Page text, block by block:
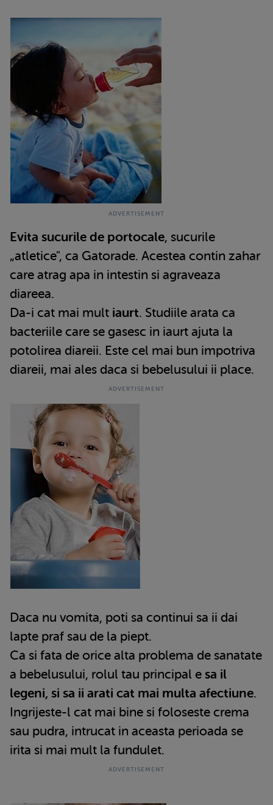
Evita sucurile de portocale, sucurile
„atletice", ca Gatorade. Acestea contin zahar
care atrag apa in intestin si agraveaza
diareea.
Da-i cat mai mult iaurt. Studiile arata ca
bacteriile care se gasesc in iaurt ajuta la
potolirea diareii. Este cel mai bun impotriva
diareii, mai ales daca si bebelusului ii place.
Daca nu vomita, poti sa continui sa ii dai
lapte praf sau de la piept.
Ca si fata de orice alta problema de sanatate
a bebelusului, rolul tau principal e sa il
legeni, si sa ii arati cat mai multa afectiune.
Ingrijeste-l cat mai bine si foloseste crema
sau pudra, intrucat in aceasta perioada se
irita si mai mult la fundulet.